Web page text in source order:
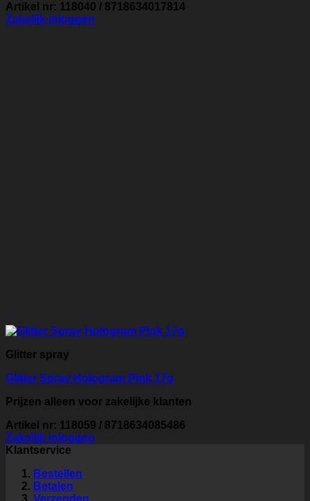
Artikel nr: 118040 / 8718634017814
Zakelijk inloggen
Glitter spray
Glitter Spray Hologram Pink 17g
Prijzen alleen voor zakelijke klanten
Artikel nr: 118059 / 8718634085486
Zakelijk inloggen
Klantservice
Bestellen
Betalen